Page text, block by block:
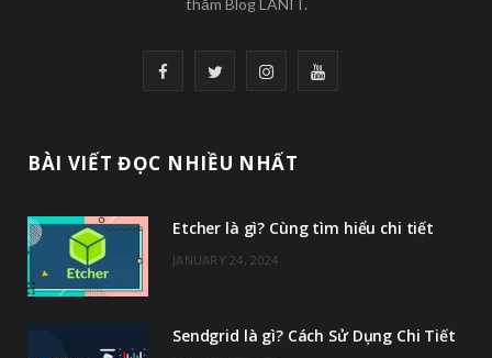
thăm Blog LANIT.
c
b
o
T
i
t
I
s
a
Y
u
BÀI VIẾT ĐỌC NHIỀU NHẤT
Etcher là gì? Cùng tìm hiểu chi tiết
JANUARY 24, 2024
Sendgrid là gì? Cách Sử Dụng Chi Tiết